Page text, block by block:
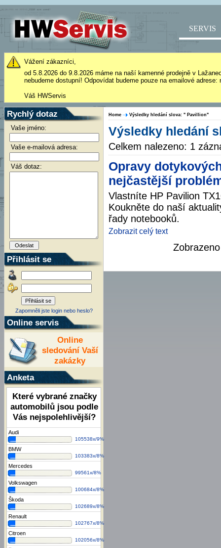
SERVIS
Vážení zákazníci,
od 5.8.2026 do 9.8.2026 máme na naší kamenné prodejně v
nebudeme dostupní! Odpovídat budeme pouze na emailové
Váš HWServis
Rychlý dotaz
Vaše jméno:
Vaše e-mailová adresa:
Váš dotaz:
Přihlásit se
Zapomněli jste login nebo heslo?
Online servis
Online
sledování Vaší
zakázky
Anketa
Které vybrané značky
automobilů jsou podle
Vás nejspolehlivější?
Audi
105538x/9%
BMW
103383x/8%
Mercedes
99561x/8%
Volkswagen
100684x/8%
Škoda
102689x/8%
Renault
102767x/8%
Citroen
102056x/8%
Home Výsledky hledání slova: " Pavillion"
Výsledky hledání
Celkem nalezeno: 1
Opravy
nejčastější
Vlastníte HP Pavilion
Koukněte do naší
řady notebooků.
Zobrazit celý text